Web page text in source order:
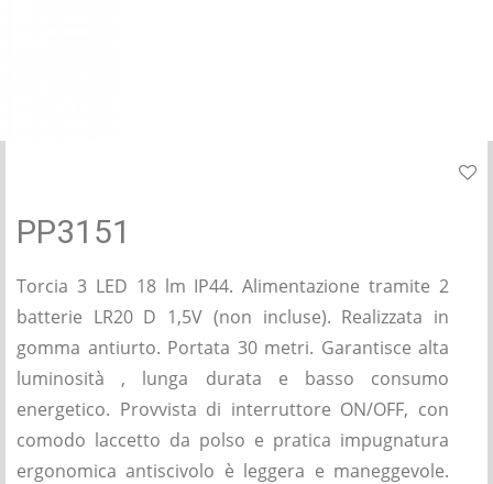
PP3151
Torcia 3 LED 18 lm IP44. Alimentazione tramite 2
batterie LR20 D 1,5V (non incluse). Realizzata in
gomma antiurto. Portata 30 metri. Garantisce alta
luminosità , lunga durata e basso consumo
energetico. Provvista di interruttore ON/OFF, con
comodo laccetto da polso e pratica impugnatura
ergonomica antiscivolo è leggera e maneggevole.